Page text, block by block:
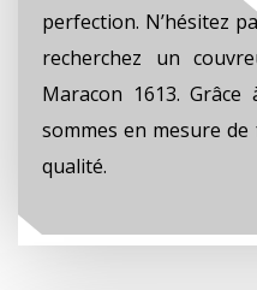
perfection. N’hésitez
recherchez un
Maracon 1613.
sommes en mesure
qualité.